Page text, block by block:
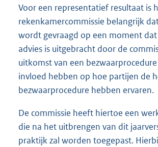
Voor een representatief resultaat is
rekenkamercommissie belangrijk
wordt gevraagd op een moment
advies is uitgebracht door de
uitkomst van een
invloed hebben op hoe partijen de
bezwaarprocedure hebben ervaren.
De commissie heeft hiertoe een
die na het uitbrengen van dit
praktijk zal worden toegepast.